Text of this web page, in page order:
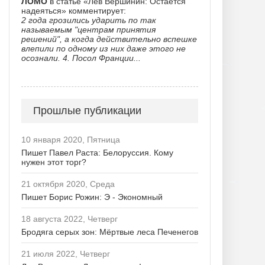
надеяться» комментирует:
2 года грозились ударить по так
называемым "центрам принятия
решений", а когда действительно вспешке
влепили по одному из них даже этого не
осознали. 4. Посол Франции...
Прошлые публикации
10 января 2020, Пятница
Пишет Павел Раста: Белоруссия. Кому
нужен этот торг?
21 октября 2020, Среда
Пишет Борис Рожин: Э - Экономный
18 августа 2022, Четверг
Бродяга серых зон: Мёртвые леса Печенегов
21 июля 2022, Четверг